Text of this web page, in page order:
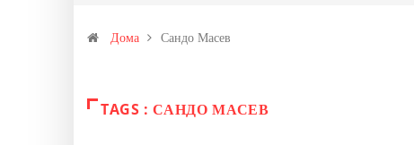
Дома Сандо Масев
TAGS : САНДО МАСЕВ